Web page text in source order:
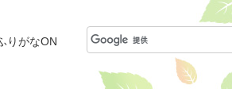
りがなON